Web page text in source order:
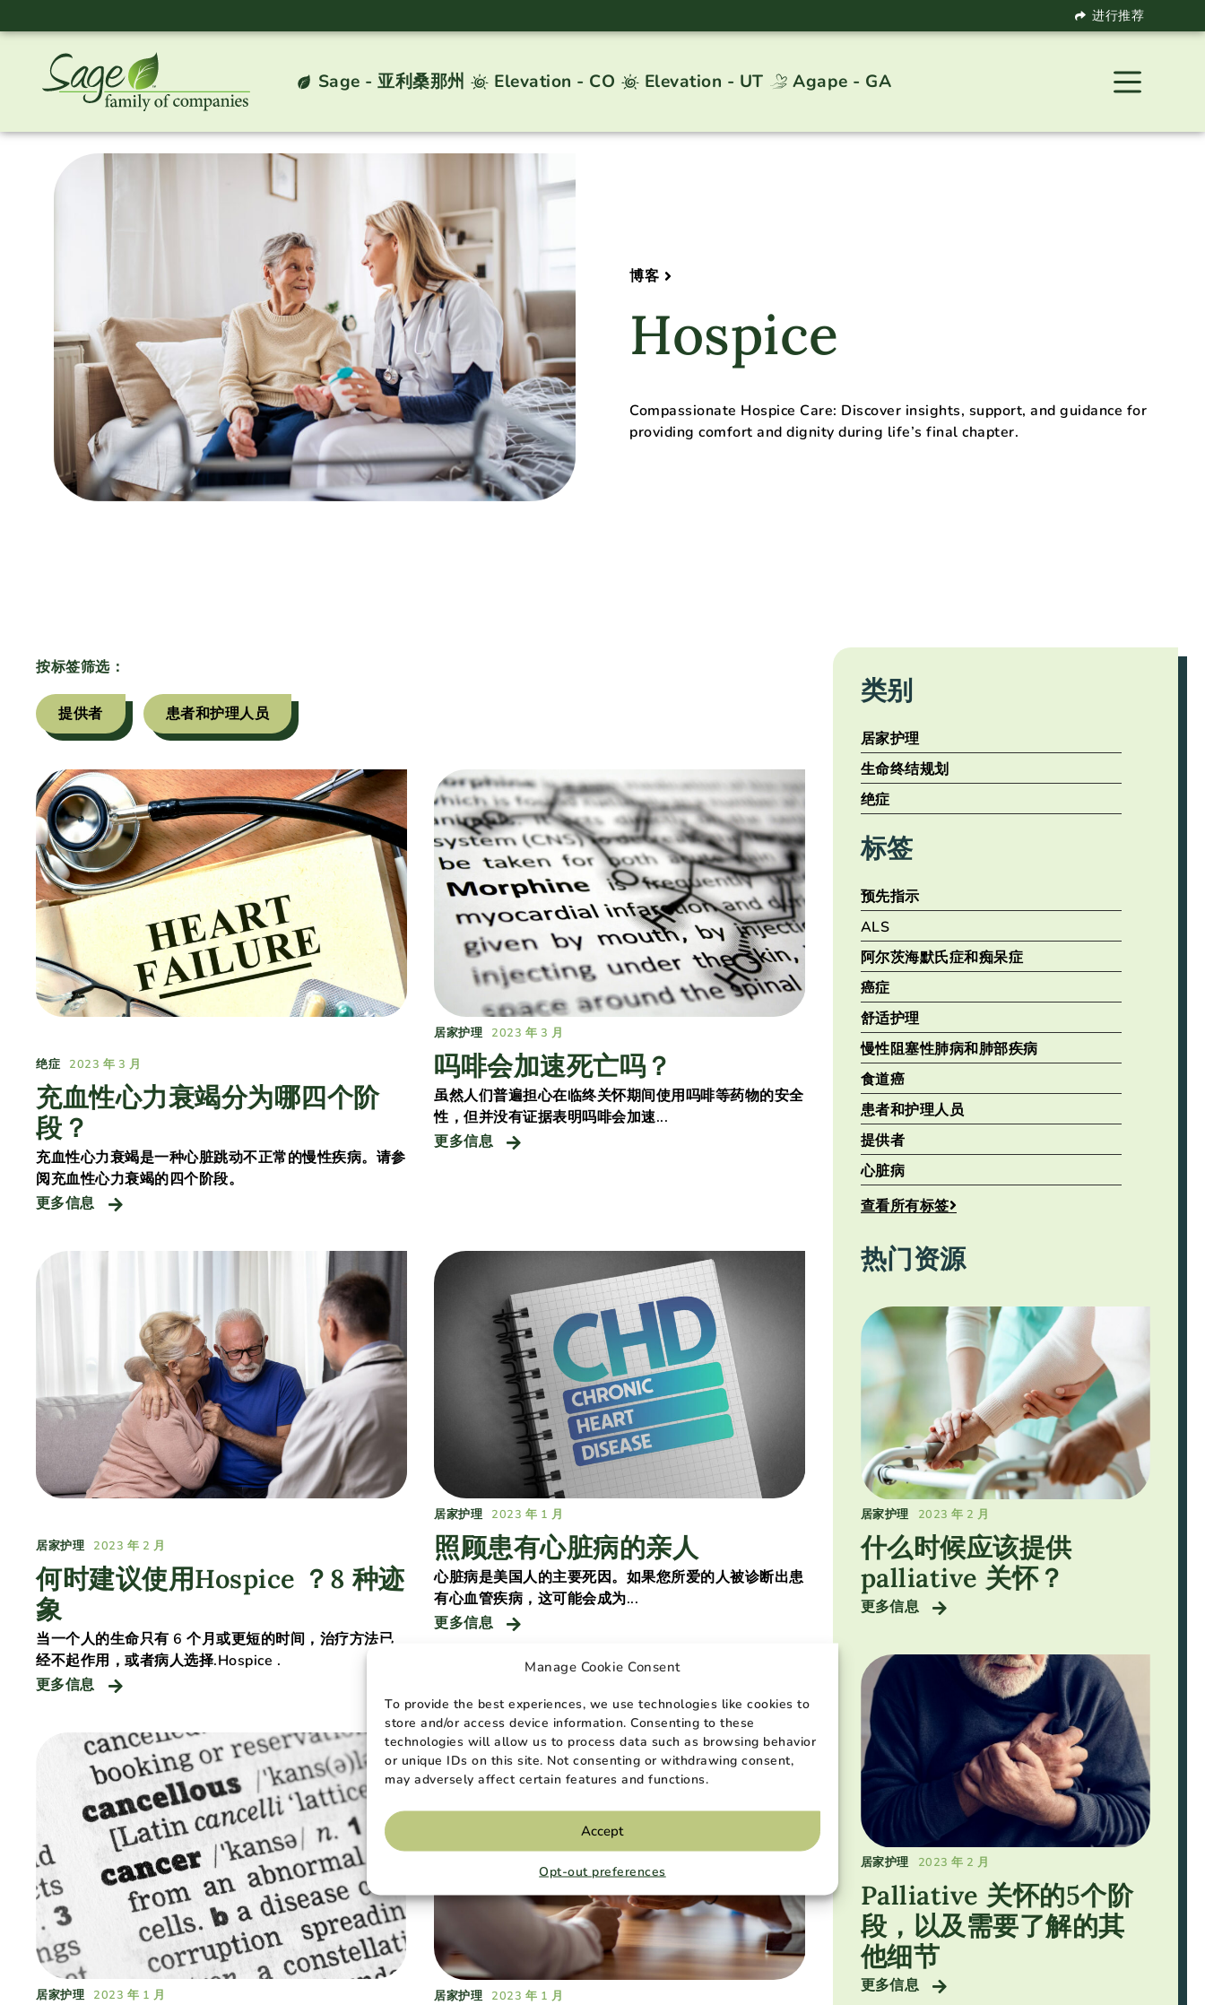
Manage Cookie Consent
To provide the best experiences, we use technologies like cookies to
store and/or access device information. Consenting to these
technologies will allow us to process data such as browsing behavior
or unique IDs on this site. Not consenting or withdrawing consent,
may adversely affect certain features and functions.
Accept
Opt-out preferences
进行推荐
Sage - 亚利桑那州 Elevation - CO Elevation - UT Agape - GA
博客
Hospice
Compassionate Hospice Care: Discover insights, support, and guidance for
providing comfort and dignity during life’s final chapter.
按标签筛选：
提供者 患者和护理人员
绝症 2023 年 3 月
充血性心力衰竭分为哪四个阶
段？
充血性心力衰竭是一种心脏跳动不正常的慢性疾病。请参
阅充血性心力衰竭的四个阶段。
更多信息
居家护理 2023 年 3 月
吗啡会加速死亡吗？
虽然人们普遍担心在临终关怀期间使用吗啡等药物的安全
性，但并没有证据表明吗啡会加速...
更多信息
居家护理 2023 年 2 月
何时建议使用Hospice ？8 种迹
象
当一个人的生命只有 6 个月或更短的时间，治疗方法已
经不起作用，或者病人选择.Hospice .
更多信息
居家护理 2023 年 1 月
照顾患有心脏病的亲人
心脏病是美国人的主要死因。如果您所爱的人被诊断出患
有心血管疾病，这可能会成为...
更多信息
居家护理 2023 年 1 月 居家护理 2023 年 1 月
类别
居家护理
生命终结规划
绝症
标签
预先指示
ALS
阿尔茨海默氏症和痴呆症
癌症
舒适护理
慢性阻塞性肺病和肺部疾病
食道癌
患者和护理人员
提供者
心脏病
查看所有标签
热门资源
居家护理 2023 年 2 月
什么时候应该提供
palliative 关怀？
更多信息
居家护理 2023 年 2 月
Palliative 关怀的5个阶
段，以及需要了解的其
他细节
更多信息